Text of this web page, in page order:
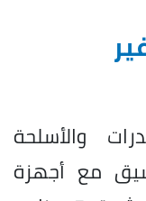
والأسلحة
مع أجهزة